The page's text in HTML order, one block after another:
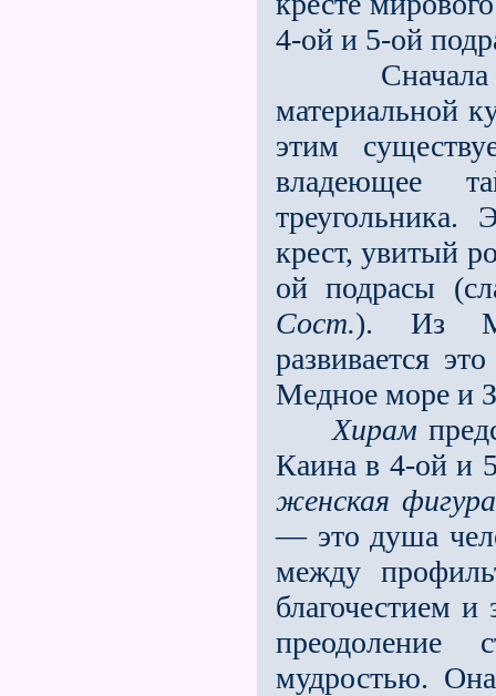
4-ой и 5-ой
Сначала
материальной
этим
владеющее
треугольника.
крест, увитый
ой подрасы
Сост.). Из
развивается
Медное море и
Хирам
Каина в 4-ой и
женская
— это душа
между
благочестием
преодоление
мудростью. Она